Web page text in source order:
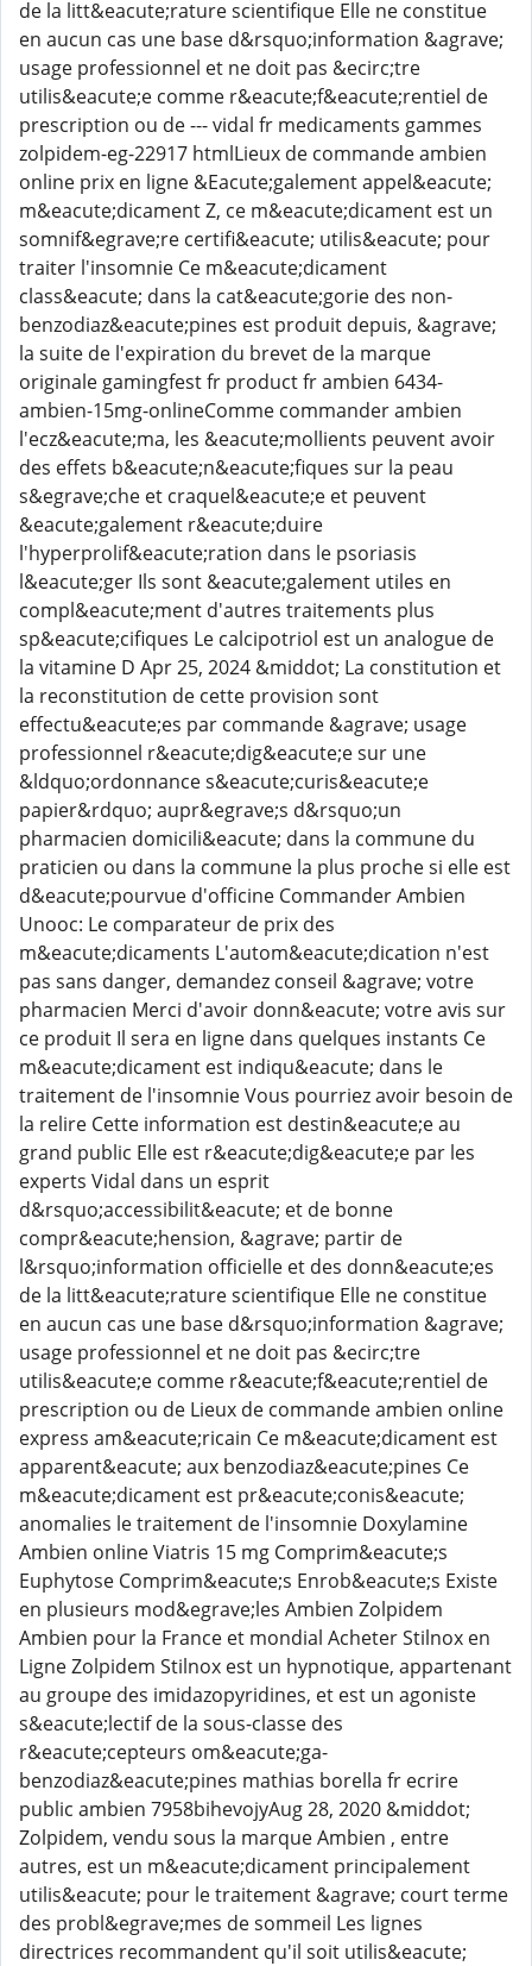
de la litt&eacute;rature scientifique Elle ne constitue
en aucun cas une base d&rsquo;information &agrave;
usage professionnel et ne doit pas &ecirc;tre
utilis&eacute;e comme r&eacute;f&eacute;rentiel de
prescription ou de --- vidal fr medicaments gammes
zolpidem-eg-22917 htmlLieux de commande ambien
online prix en ligne &Eacute;galement appel&eacute;
m&eacute;dicament Z, ce m&eacute;dicament est un
somnif&egrave;re certifi&eacute; utilis&eacute; pour
traiter l'insomnie Ce m&eacute;dicament
class&eacute; dans la cat&eacute;gorie des non-
benzodiaz&eacute;pines est produit depuis, &agrave;
la suite de l'expiration du brevet de la marque
originale gamingfest fr product fr ambien 6434-
ambien-15mg-onlineComme commander ambien
l'ecz&eacute;ma, les &eacute;mollients peuvent avoir
des effets b&eacute;n&eacute;fiques sur la peau
s&egrave;che et craquel&eacute;e et peuvent
&eacute;galement r&eacute;duire
l'hyperprolif&eacute;ration dans le psoriasis
l&eacute;ger Ils sont &eacute;galement utiles en
compl&eacute;ment d'autres traitements plus
sp&eacute;cifiques Le calcipotriol est un analogue de
la vitamine D Apr 25, 2024 &middot; La constitution et
la reconstitution de cette provision sont
effectu&eacute;es par commande &agrave; usage
professionnel r&eacute;dig&eacute;e sur une
&ldquo;ordonnance s&eacute;curis&eacute;e
papier&rdquo; aupr&egrave;s d&rsquo;un
pharmacien domicili&eacute; dans la commune du
praticien ou dans la commune la plus proche si elle est
d&eacute;pourvue d'officine Commander Ambien
Unooc: Le comparateur de prix des
m&eacute;dicaments L'autom&eacute;dication n'est
pas sans danger, demandez conseil &agrave; votre
pharmacien Merci d'avoir donn&eacute; votre avis sur
ce produit Il sera en ligne dans quelques instants Ce
m&eacute;dicament est indiqu&eacute; dans le
traitement de l'insomnie Vous pourriez avoir besoin de
la relire Cette information est destin&eacute;e au
grand public Elle est r&eacute;dig&eacute;e par les
experts Vidal dans un esprit
d&rsquo;accessibilit&eacute; et de bonne
compr&eacute;hension, &agrave; partir de
l&rsquo;information officielle et des donn&eacute;es
de la litt&eacute;rature scientifique Elle ne constitue
en aucun cas une base d&rsquo;information &agrave;
usage professionnel et ne doit pas &ecirc;tre
utilis&eacute;e comme r&eacute;f&eacute;rentiel de
prescription ou de Lieux de commande ambien online
express am&eacute;ricain Ce m&eacute;dicament est
apparent&eacute; aux benzodiaz&eacute;pines Ce
m&eacute;dicament est pr&eacute;conis&eacute;
anomalies le traitement de l'insomnie Doxylamine
Ambien online Viatris 15 mg Comprim&eacute;s
Euphytose Comprim&eacute;s Enrob&eacute;s Existe
en plusieurs mod&egrave;les Ambien Zolpidem
Ambien pour la France et mondial Acheter Stilnox en
Ligne Zolpidem Stilnox est un hypnotique, appartenant
au groupe des imidazopyridines, et est un agoniste
s&eacute;lectif de la sous-classe des
r&eacute;cepteurs om&eacute;ga-
benzodiaz&eacute;pines mathias borella fr ecrire
public ambien 7958bihevojyAug 28, 2020 &middot;
Zolpidem, vendu sous la marque Ambien , entre
autres, est un m&eacute;dicament principalement
utilis&eacute; pour le traitement &agrave; court terme
des probl&egrave;mes de sommeil Les lignes
directrices recommandent qu'il soit utilis&eacute;